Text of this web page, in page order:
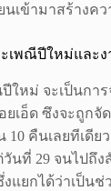
นเข้ามาสร้างค
เพณีปีใหม่และ
ใหม่ จะเป็นกา
ยเอ็ด ซึงจะถูกจั
10 คืนเลยทีเดีย
นที่ 29 จนไปถึง
แยกได้ว่าเป็นช่